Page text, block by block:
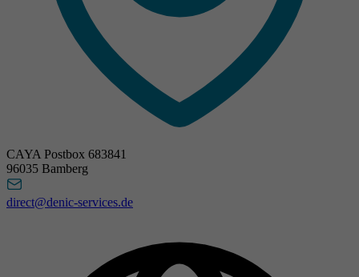
CAYA Postbox 683841
96035 Bamberg
direct@denic-services.de